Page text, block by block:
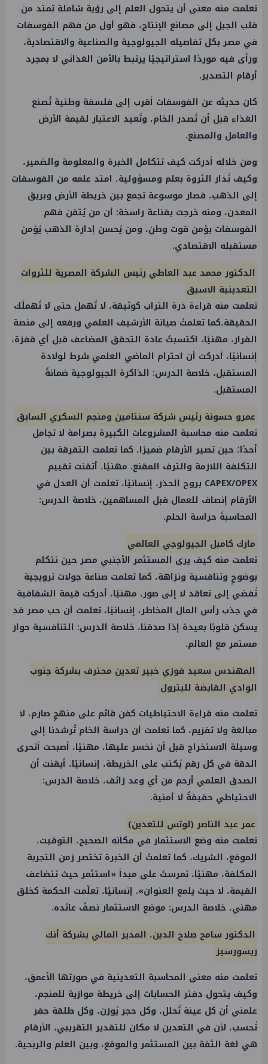
تعلمت منه معنى أن يتحول العلم إلى رؤية شاملة تمتد من
قلب الجبل إلى مصانع الإنتاج، فهو أول من فهم الفوسفات
في مصر بكل تفاصيله الجيولوجية والصناعية والاقتصادية،
ورأى فيه موردًا استراتيجيًا يرتبط بالأمن الغذائي لا بمجرد
أرقام التصدير.
كان حديثه عن الفوسفات أقرب إلى فلسفة وطنية تُصنع
الغذاء قبل أن تُصدر الخام، وتُعيد الاعتبار لقيمة الأرض
والعامل والمصنع.
ومن خلاله أدركت كيف تتكامل الخبرة والمعلومة والضمير،
وكيف تُدار الثروة بعلم ومسؤولية، امتد علمه من الفوسفات
إلى الذهب، فصار موسوعة تجمع بين خريطة الأرض وبريق
المعدن، ومنه خرجت بقناعة راسخة: أن من يُتقن فهم
الفوسفات يؤمن قوت وطن، ومن يُحسن إدارة الذهب يُؤمن
مستقبله الاقتصادي.
الدكتور محمد عبد العاطي رئيس الشركة المصرية للثروات
التعدينية الاسبق
تعلمت منه قراءة ذرة التراب كوثيقة، لا تُهمل حتى لا تُهملَك
الحقيقة،كما تعلمتُ صيانة الأرشيف العلمي ورفعه إلى منصة
القرار، مهنيًا، اكتسبتُ عادة التحقق المضاعف قبل أي قفزة،
إنسانيًا، أدركت أن احترام الماضي العلمي شرط لولادة
المستقبل، خلاصة الدرس: الذاكرة الجيولوجية ضمانةُ
المستقبل.
عمرو حسونة رئيس شركة سنتامين ومنجم السكري السابق
تعلمت منه محاسبة المشروعات الكبيرة بصرامة لا تجامل
أحدًا؛ حين تصير الأرقام ضميرًا، كما تعلمت التفرقة بين
التكلفة اللازمة والترف المقنع. مهنيًا، أتقنت تقييم
CAPEX/OPEX بروح الحذر، إنسانيًا، تعلمت أن العدل في
الأرقام إنصاف للعمال قبل المساهمين، خلاصة الدرس:
المحاسبةُ حراسة الحلم.
مارك كامبل الجيولوجي العالمي
تعلمت منه كيف يرى المستثمر الأجنبي مصر حين نتكلم
بوضوحٍ وتنافسية ونزاهة، كما تعلمت صناعة جولات ترويجية
تُفضي إلى تعاقد لا إلى صور، مهنيًا، أدركت قيمة الشفافية
في جذب رأس المال المخاطر، إنسانيًا، تعلمت أن حب مصر قد
يسكن قلوبًا بعيدة إذا صدقنا، خلاصة الدرس: التنافسية حوار
مستمر مع العالم.
المهندس سعيد فوزي خبير تعدين محترف بشركة جنوب
الوادي القابضة للبترول
تعلمت منه قراءة الاحتياطيات كفن قائم على منهجٍ صارم، لا
مبالغة ولا تقزيم، كما تعلمت أن دراسة الخام تُرشدنا إلى
وسيلة الاستخراج قبل أن نخسر عليها، مهنيًا، أصبحت أتحرى
الدقة في كل رقم يُكتب على الخريطة، إنسانيًا، أيقنت أن
الصدق العلمي أرحم من أي وعد زائف، خلاصة الدرس:
الاحتياطي حقيقةٌ لا أمنية.
عمر عبد الناصر (لوتس للتعدين)
تعلمت منه وضع الاستثمار في مكانه الصحيح، التوقيت،
الموقع، الشريك، كما تعلمتُ أن الخبرة تختصر زمن التجربة
المكلفة، مهنيًا، تمرستُ على مبدأ «استثمر حيث تتضاعف
القيمة، لا حيث يلمع العنوان». إنسانيًا، تعلّمت الحكمة كخلق
مهني، خلاصة الدرس: موضع الاستثمار نصفُ عائده.
الدكتور سامح صلاح الدين، المدير المالي بشركة أنك
ريسورسيز
تعلمت منه معنى المحاسبة التعدينية في صورتها الأعمق،
وكيف يتحول دفتر الحسابات إلى خريطة موازية للمنجم،
علمني أن كل عينة تُحلل، وكل حجر يُوزن، وكل طلقة حفر
تُحسب، لأن في التعدين لا مكان للتقدير التقريبي، الأرقام
هي لغة الثقة بين المستثمر والموقع، وبين العلم والربحية.